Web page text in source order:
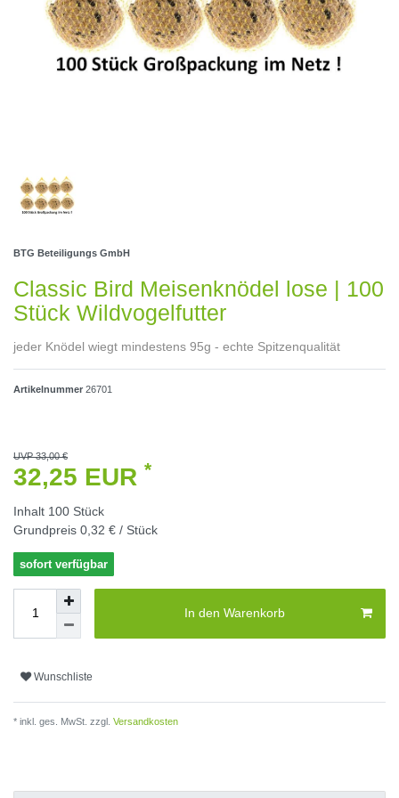
BTG Beteiligungs GmbH
Classic Bird Meisenknödel lose | 100
Stück Wildvogelfutter
jeder Knödel wiegt mindestens 95g - echte Spitzenqualität
Artikelnummer 26701
UVP 33,00 €
32,25 EUR *
Inhalt 100 Stück
Grundpreis 0,32 € / Stück
sofort verfügbar
In den Warenkorb
Wunschliste
* inkl. ges. MwSt. zzgl. Versandkosten